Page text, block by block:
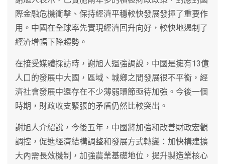
際金融危機衝擊、保持經濟平穩較快發展發揮了重要作
用。中國在全球率先實現經濟回升向好，較快地遏制了
經濟增幅下降趨勢。
在接受媒體採訪時，謝旭人還強調說，中國是擁有13億
人口的發展中大國，區域、城鄉之間發展很不平衡，經
濟社會發展中還存在不少薄弱環節亟待加強。今後一個
時期，財政收支緊張的矛盾仍然比較突出。
謝旭人介紹說，今後五年，中國將加強和改善財政宏觀
調控，促進經濟結構調整和發展方式轉變：加快構建擴
大內需長效機制，加強農業基礎地位，提升製造業核心